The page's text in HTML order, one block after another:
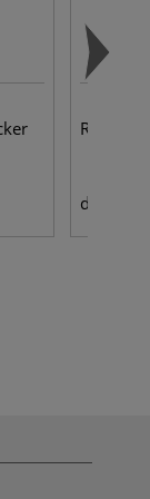
Rouleau
dès